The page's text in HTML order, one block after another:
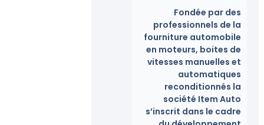
Fondée par des
professionnels de la
fourniture automobile
en moteurs, boites de
vitesses manuelles et
automatiques
reconditionnés la
société Item Auto
s’inscrit dans le cadre